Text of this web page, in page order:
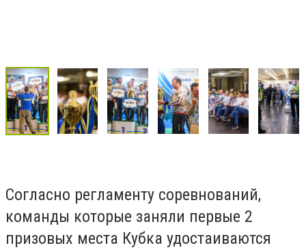
Согласно регламенту соревнований,
команды которые заняли первые 2
призовых места Кубка удостаиваются